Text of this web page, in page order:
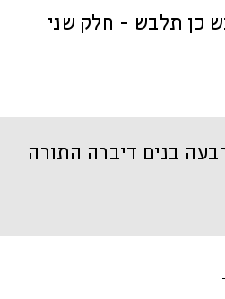
כן תלבש - חלק שני
בנים דיברה התורה